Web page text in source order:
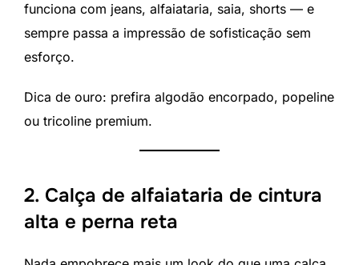
funciona com jeans, alfaiataria, saia, shorts — e
sempre passa a impressão de sofisticação sem
esforço.
Dica de ouro: prefira algodão encorpado, popeline
ou tricoline premium.
2. Calça de alfaiataria de cintura
alta e perna reta